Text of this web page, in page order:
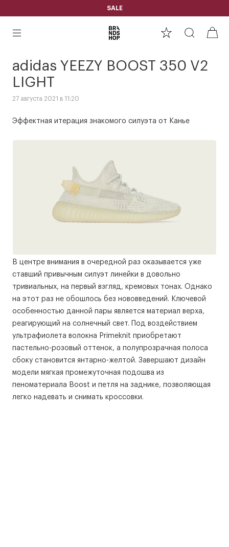
SALE
adidas YEEZY BOOST 350 V2
LIGHT
27 августа 2021 в 11:20
Эффектная итерация знакомого силуэта от Канье
В центре внимания в очередной раз оказывается уже
ставший привычным силуэт линейки в довольно
тривиальных, на первый взгляд, кремовых тонах. Однако
на этот раз не обошлось без нововведений. Ключевой
особенностью данной пары является материал верха,
реагирующий на солнечный свет. Под воздействием
ультрафиолета волокна Primeknit приобретают
пастельно-розовый оттенок, а полупрозрачная полоса
сбоку становится янтарно-желтой. Завершают дизайн
модели мягкая промежуточная подошва из
пеноматериала Boost и петля на заднике, позволяющая
легко надевать и снимать кроссовки.